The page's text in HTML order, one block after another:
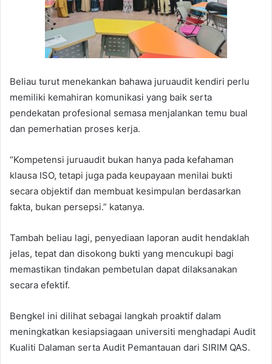
Beliau turut menekankan bahawa juruaudit kendiri perlu
memiliki kemahiran komunikasi yang baik serta
pendekatan profesional semasa menjalankan temu bual
dan pemerhatian proses kerja.
“Kompetensi juruaudit bukan hanya pada kefahaman
klausa ISO, tetapi juga pada keupayaan menilai bukti
secara objektif dan membuat kesimpulan berdasarkan
fakta, bukan persepsi.” katanya.
Tambah beliau lagi, penyediaan laporan audit hendaklah
jelas, tepat dan disokong bukti yang mencukupi bagi
memastikan tindakan pembetulan dapat dilaksanakan
secara efektif.
Bengkel ini dilihat sebagai langkah proaktif dalam
meningkatkan kesiapsiagaan universiti menghadapi Audit
Kualiti Dalaman serta Audit Pemantauan dari SIRIM QAS.